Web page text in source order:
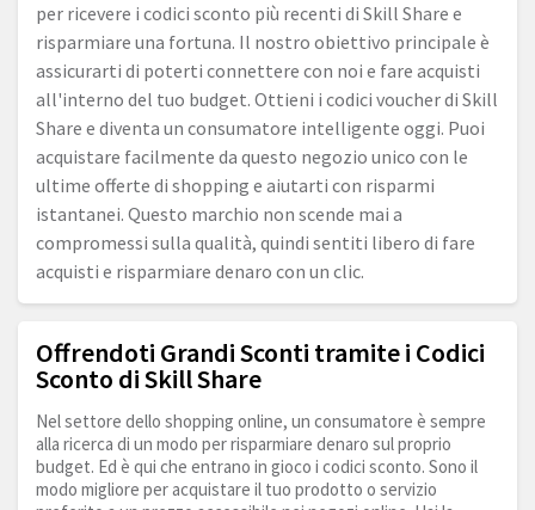
per ricevere i codici sconto più recenti di Skill Share e
risparmiare una fortuna. Il nostro obiettivo principale è
assicurarti di poterti connettere con noi e fare acquisti
all'interno del tuo budget. Ottieni i codici voucher di Skill
Share e diventa un consumatore intelligente oggi. Puoi
acquistare facilmente da questo negozio unico con le
ultime offerte di shopping e aiutarti con risparmi
istantanei. Questo marchio non scende mai a
compromessi sulla qualità, quindi sentiti libero di fare
acquisti e risparmiare denaro con un clic.
Offrendoti Grandi Sconti tramite i Codici
Sconto di Skill Share
Nel settore dello shopping online, un consumatore è sempre
alla ricerca di un modo per risparmiare denaro sul proprio
budget. Ed è qui che entrano in gioco i codici sconto. Sono il
modo migliore per acquistare il tuo prodotto o servizio